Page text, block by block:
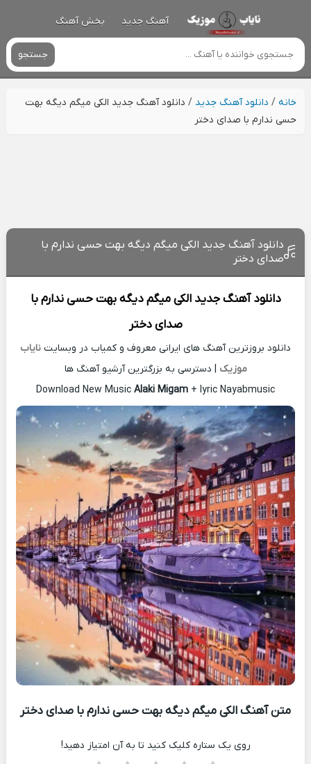
آهنگ جدید پخش آهنگ
جستجو
خانه/ دانلود آهنگ جدید / دانلود آهنگ جدید الکی میگم دیگه بهت
حسی ندارم با صدای دختر
دانلود آهنگ جدید الکی میگم دیگه بهت حسی ندارم با
صدای دختر
دانلود آهنگ جدید الکی میگم دیگه بهت حسی ندارم با
صدای دختر
دانلود بروزترین آهنگ های ایرانی معروف و کمیاب در وبسایت نایاب
موزیک | دسترسی به بزرگترین آرشیو آهنگ ها
Download New Music Alaki Migam + lyric Nayabmusic
متن آهنگ الکی میگم دیگه بهت حسی ندارم با صدای دختر
روی یک ستاره کلیک کنید تا به آن امتیاز دهید!